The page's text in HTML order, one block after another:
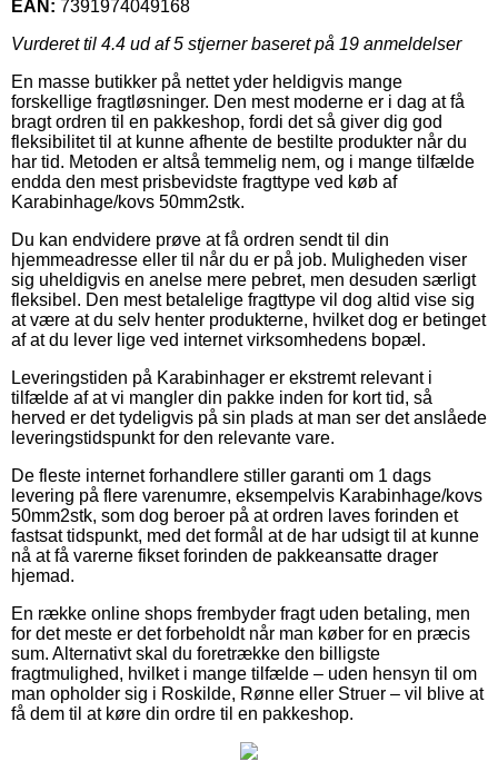
EAN: 7391974049168
Vurderet til 4.4 ud af 5 stjerner baseret på 19 anmeldelser
En masse butikker på nettet yder heldigvis mange
forskellige fragtløsninger. Den mest moderne er i dag at få
bragt ordren til en pakkeshop, fordi det så giver dig god
fleksibilitet til at kunne afhente de bestilte produkter når du
har tid. Metoden er altså temmelig nem, og i mange tilfælde
endda den mest prisbevidste fragttype ved køb af
Karabinhage/kovs 50mm2stk.
Du kan endvidere prøve at få ordren sendt til din
hjemmeadresse eller til når du er på job. Muligheden viser
sig uheldigvis en anelse mere pebret, men desuden særligt
fleksibel. Den mest betalelige fragttype vil dog altid vise sig
at være at du selv henter produkterne, hvilket dog er betinget
af at du lever lige ved internet virksomhedens bopæl.
Leveringstiden på Karabinhager er ekstremt relevant i
tilfælde af at vi mangler din pakke inden for kort tid, så
herved er det tydeligvis på sin plads at man ser det anslåede
leveringstidspunkt for den relevante vare.
De fleste internet forhandlere stiller garanti om 1 dags
levering på flere varenumre, eksempelvis Karabinhage/kovs
50mm2stk, som dog beroer på at ordren laves forinden et
fastsat tidspunkt, med det formål at de har udsigt til at kunne
nå at få varerne fikset forinden de pakkeansatte drager
hjemad.
En række online shops frembyder fragt uden betaling, men
for det meste er det forbeholdt når man køber for en præcis
sum. Alternativt skal du foretrække den billigste
fragtmulighed, hvilket i mange tilfælde – uden hensyn til om
man opholder sig i Roskilde, Rønne eller Struer – vil blive at
få dem til at køre din ordre til en pakkeshop.